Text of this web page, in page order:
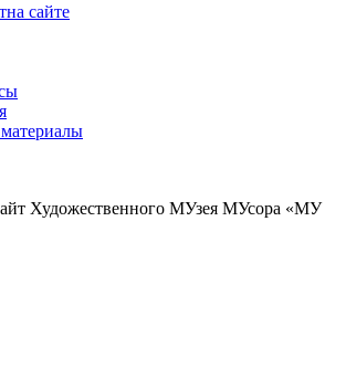
на сайте
Художественного МУзея МУсора «МУ